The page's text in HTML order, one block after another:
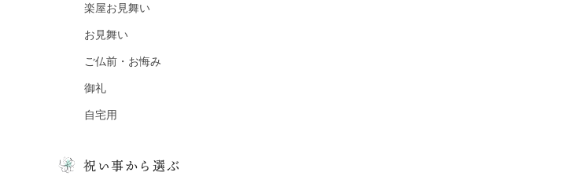
楽屋お見舞い
お見舞い
ご仏前・お悔み
御礼
自宅用
祝い事から選ぶ